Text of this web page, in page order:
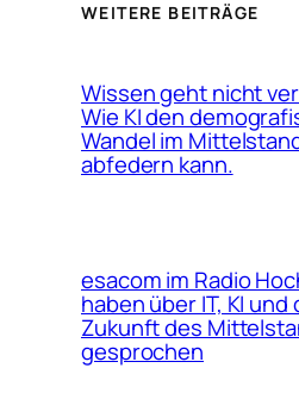
WEITERE BEITRÄGE
Wissen geht nicht
Wie KI den
Wandel im
abfedern kann.
esacom im Radio
haben über IT, KI und
Zukunft des
gesprochen